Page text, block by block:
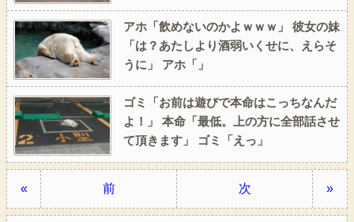
アホ「飲めないのかよｗｗｗ」 彼女の妹
「は？あたしより酒弱いくせに、えらそ
うに」 アホ「」
ゴミ「お前は遊びで本命はこっちなんだ
よ！」 本命「最低。上の方に全部話させ
て頂きます」 ゴミ「えっ」
« 前 次 »